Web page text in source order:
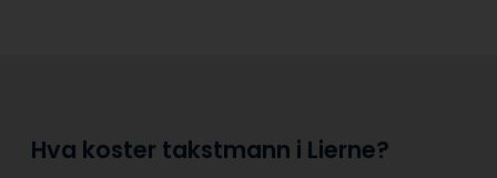
Hva koster takstmann i Lierne?